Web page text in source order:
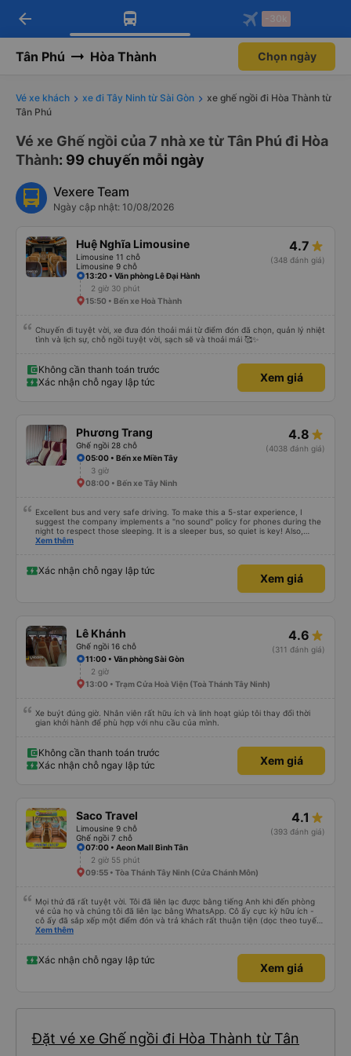
Tải app Vexere ngay!
Nhận ưu đãi thành viên độc
Mở app
Tải app Vexere
-30k/ghế khi đặt vé máy bay qua
Mở app
arrow_back -30k
Tân Phú Hòa Thành Chọn ngày
Vé xe khách xe đi Tây Ninh từ Sài Gòn
xe ghế ngồi đi Hòa Thành từ
Tân Phú
Vé xe Ghế ngồi của 7 nhà xe từ Tân Phú đi Hòa
Thành: 99 chuyến mỗi ngày
Vexere Team
Ngày cập nhật: 10/08/2026
Huệ Nghĩa Limousine
Limousine 11 chỗ
Limousine 9 chỗ
4.7
(348 đánh giá)
13:20 • Văn phòng Lê Đại Hành
2 giờ 30 phút
15:50 • Bến xe Hoà Thành
Chuyến đi tuyệt vời, xe đưa đón thoải mái từ điểm đón đã chọn, quản lý nhiệt
tình và lịch sự, chỗ ngồi tuyệt vời, sạch sẽ và thoải mái 🥰✨
Không cần thanh toán trước
Xác nhận chỗ ngay lập tức
Xem giá
Phương Trang
Ghế ngồi 28 chỗ
4.8
(4038 đánh giá)
05:00 • Bến xe Miền Tây
3 giờ
08:00 • Bến xe Tây Ninh
Excellent bus and very safe driving. To make this a 5-star experience, I
suggest the company implements a "no sound" policy for phones during the
night to respect those sleeping. It is a sleeper bus, so quiet is key! Also,
please display the Wi-Fi password clearly inside the cabin for convenience. I
quy định rõ ràng về việc giữ im lặng (tắt âm thanh điện thoại) vào ban đêm
để tránh làm phiền hành khách khác ngủ. Ngoài ra, nhà xe nên dán sẵn mật
khẩu Wi-Fi trong xe để hành khách dễ dàng sử dụng. Tôi vẫn sẽ tiếp tục ủng
Xem thêm
Xác nhận chỗ ngay lập tức
Xem giá
Lê Khánh
Ghế ngồi 16 chỗ
4.6
(311 đánh giá)
11:00 • Văn phòng Sài Gòn
2 giờ
13:00 • Trạm Cửa Hoà Viện (Toà Thánh Tây Ninh)
Xe buýt đúng giờ. Nhân viên rất hữu ích và linh hoạt giúp tôi thay đổi thời
gian khởi hành để phù hợp với nhu cầu của mình.
Không cần thanh toán trước
Xác nhận chỗ ngay lập tức
Xem giá
Saco Travel
Limousine 9 chỗ
Ghế ngồi 7 chỗ
4.1
(393 đánh giá)
07:00 • Aeon Mall Bình Tân
2 giờ 55 phút
09:55 • Tòa Thánh Tây Ninh (Cửa Chánh Môn)
Mọi thứ đã rất tuyệt vời. Tôi đã liên lạc được bằng tiếng Anh khi đến phòng
vé của họ và chúng tôi đã liên lạc bằng WhatsApp. Cô ấy cực kỳ hữu ích -
cô ấy đã sắp xếp một điểm đón và trả khách rất thuận tiện (dọc theo tuyến
đường của họ). Xe rộng rãi và thoải mái. Rất khuyến khích.
Xem thêm
Xác nhận chỗ ngay lập tức
Xem giá
Đặt vé xe Ghế ngồi đi Hòa Thành từ Tân